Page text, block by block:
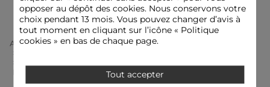
Accueil Vêtements Femme
Vestes Femme
opposer au dépôt des cookies. Nous conservons votre
choix pendant 13 mois. Vous pouvez changer d’avis à
tout moment en cliquant sur l’icône « Politique
cookies » en bas de chaque page.
Tout accepter